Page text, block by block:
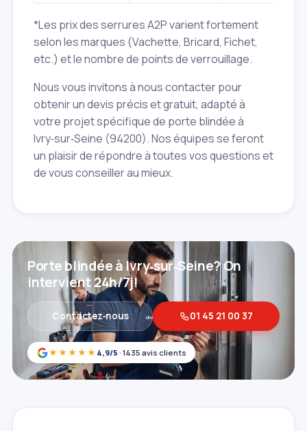
*Les prix des serrures A2P varient fortement
selon les marques (Vachette, Bricard, Fichet,
etc.) et le nombre de points de verrouillage.
Nous vous invitons à nous contacter pour
obtenir un devis précis et gratuit, adapté à
votre projet spécifique de porte blindée à
Ivry‑sur‑Seine (94200). Nos équipes se feront
un plaisir de répondre à toutes vos questions et
de vous conseiller au mieux.
★★★★★ 4,9/5 · 1435 avis clients
Porte blindée à Ivry‑sur‑Seine? On
intervient 24h/7j!
Contactez‑nous 01 45 21 00 37